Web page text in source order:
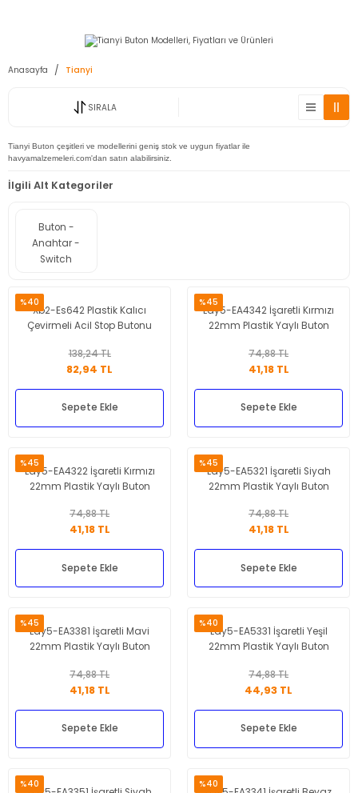
Anasayfa Tianyi
SIRALA
Tianyi Buton çeşitleri ve modellerini geniş stok ve uygun fiyatlar ile
havyamalzemeleri.com'dan satın alabilirsiniz.
İlgili Alt Kategoriler
Buton -
Anahtar -
Switch
%40
Xb2-Es642 Plastik Kalıcı
Çevirmeli Acil Stop Butonu
138,24 TL
82,94 TL
Sepete Ekle
%45
Lay5-EA4342 İşaretli Kırmızı
22mm Plastik Yaylı Buton
74,88 TL
41,18 TL
Sepete Ekle
%45
Lay5-EA4322 İşaretli Kırmızı
22mm Plastik Yaylı Buton
74,88 TL
41,18 TL
Sepete Ekle
%45
Lay5-EA5321 İşaretli Siyah
22mm Plastik Yaylı Buton
74,88 TL
41,18 TL
Sepete Ekle
%45
Lay5-EA3381 İşaretli Mavi
22mm Plastik Yaylı Buton
74,88 TL
41,18 TL
Sepete Ekle
%40
Lay5-EA5331 İşaretli Yeşil
22mm Plastik Yaylı Buton
74,88 TL
44,93 TL
Sepete Ekle
%40 %40